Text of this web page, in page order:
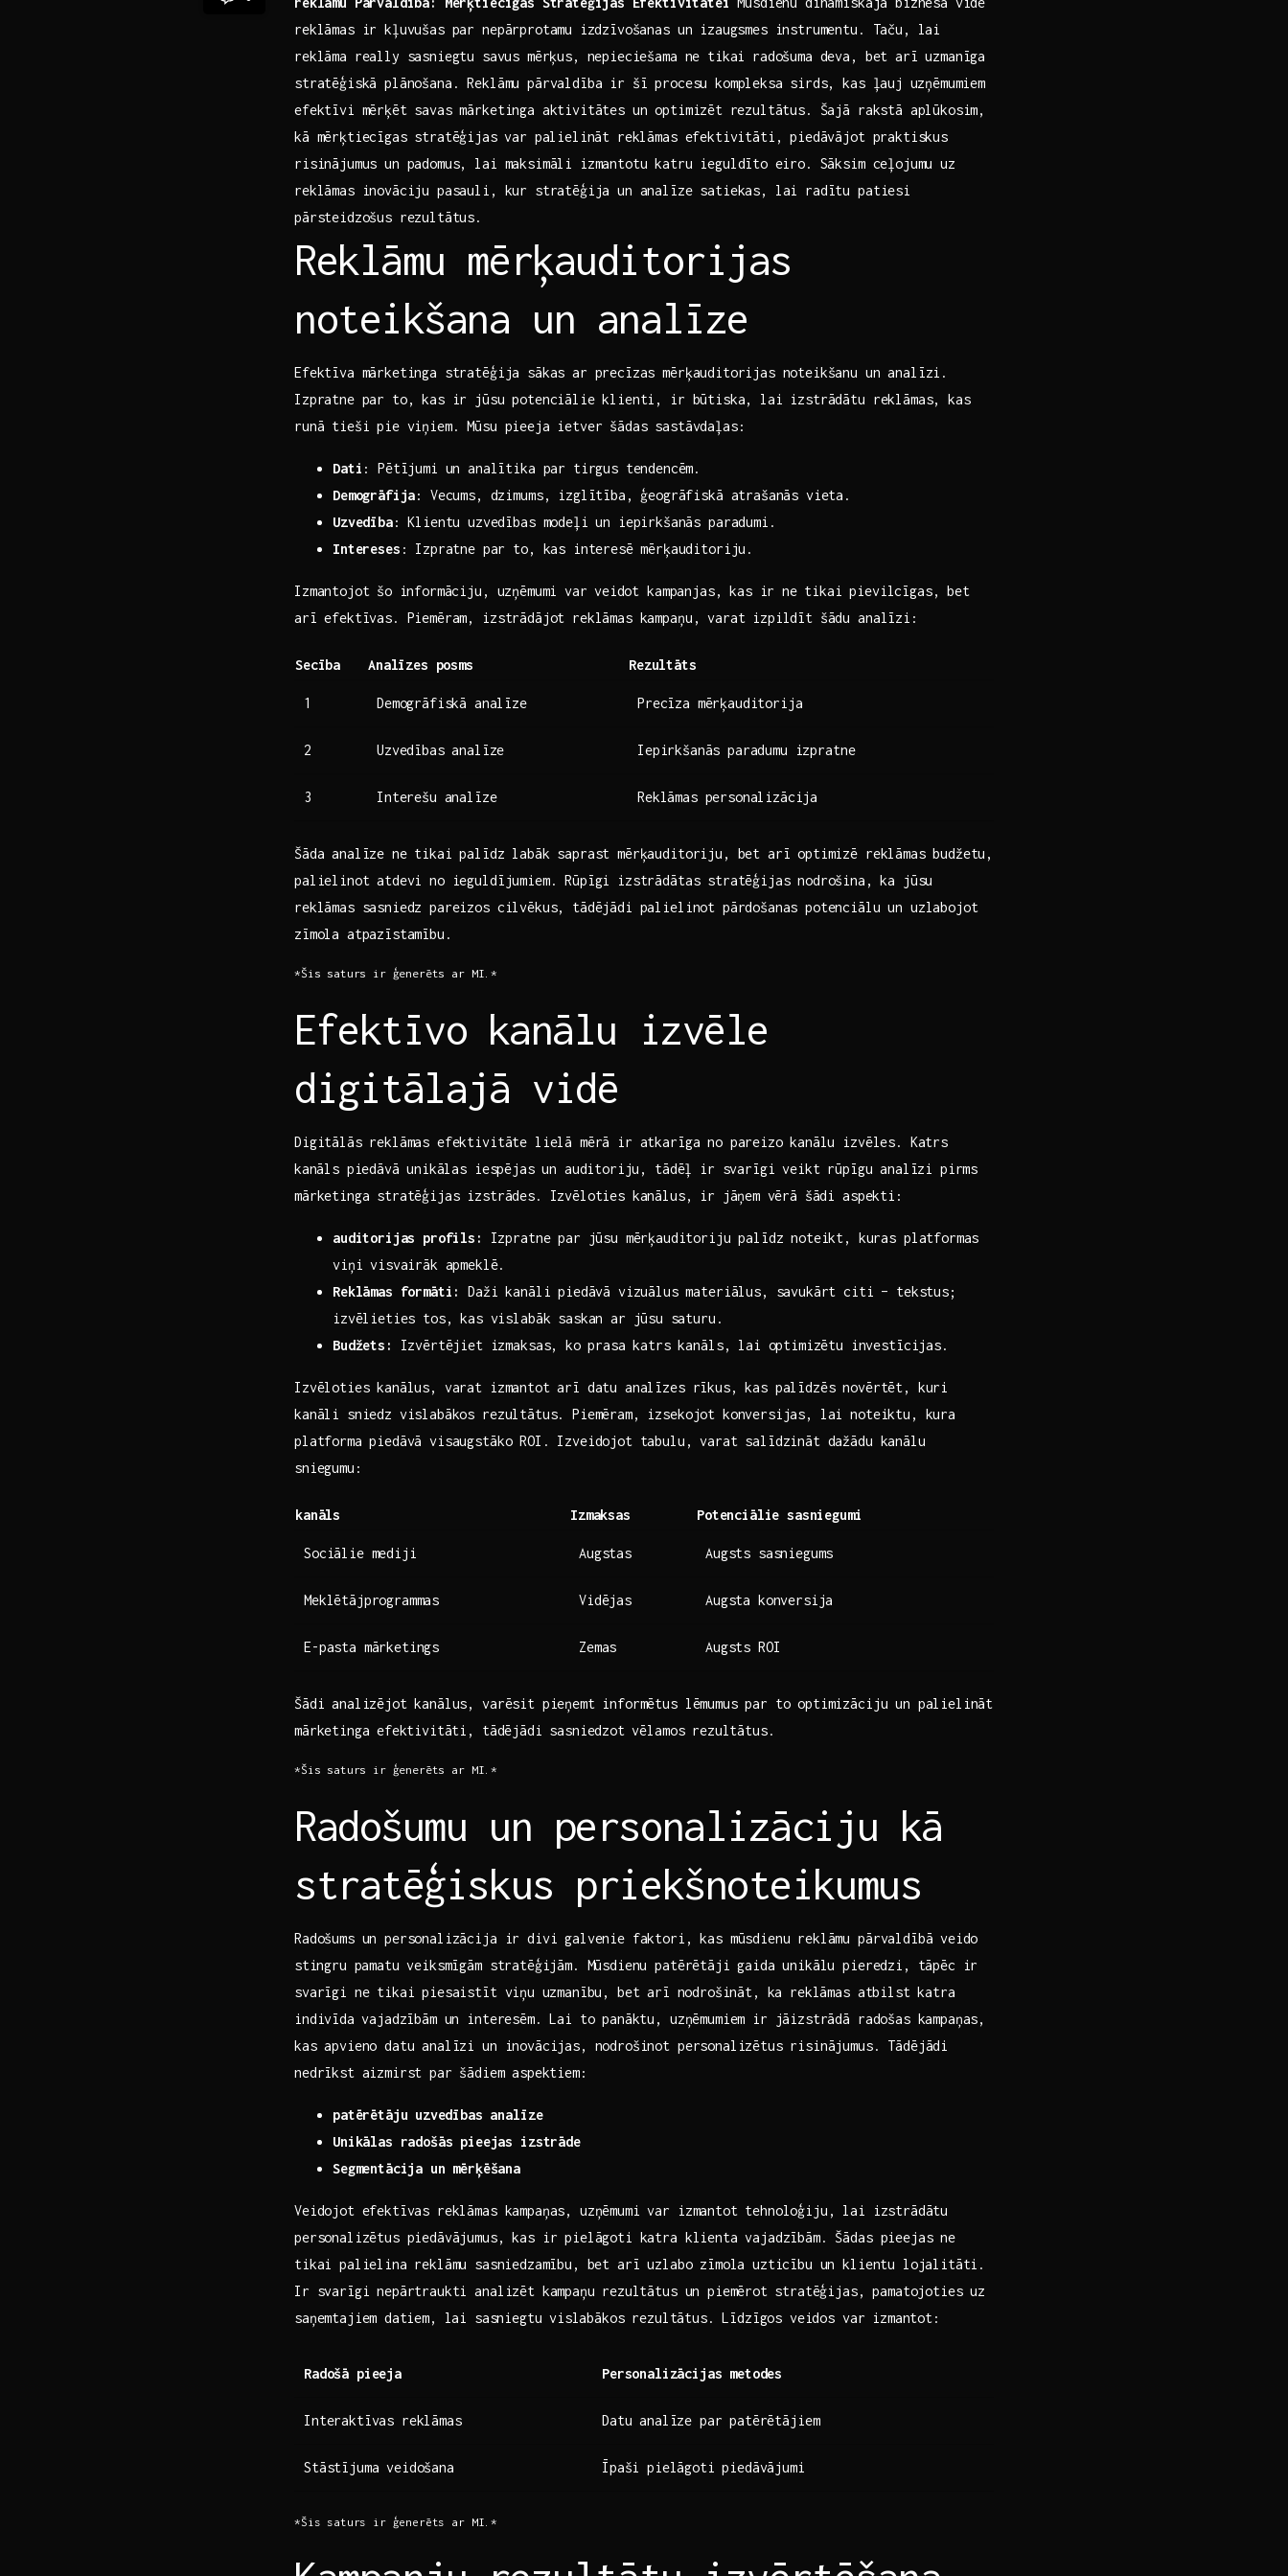
reklāmas ir kļuvušas par nepārprotamu⁣ izdzīvošanas un izaugsmes instrumentu. Taču, lai
reklāma really sasniegtu⁤ savus mērķus, nepieciešama ne tikai radošuma deva, bet arī uzmanīga
stratēģiskā plānošana. Reklāmu‌ pārvaldība ir šī procesu kompleksa ⁢sirds, kas‍ ļauj⁤ uzņēmumiem
efektīvi mērķēt savas mārketinga aktivitātes un optimizēt⁣ rezultātus. Šajā rakstā aplūkosim,⁢
kā mērķtiecīgas stratēģijas ⁢var palielināt reklāmas‍ efektivitāti, piedāvājot praktiskus
risinājumus un padomus, lai maksimāli izmantotu‌ katru ieguldīto⁢ eiro. Sāksim ceļojumu uz
reklāmas inovāciju pasauli, kur stratēģija un analīze satiekas, lai radītu patiesi
pārsteidzošus rezultātus.
Reklāmu mērķauditorijas
noteikšana​ un ‌analīze
Efektīva mārketinga stratēģija sākas ar precīzas mērķauditorijas noteikšanu​ un analīzi.
Izpratne par to, kas ‌ir ‌jūsu potenciālie klienti, ir būtiska, lai izstrādātu reklāmas, kas
runā tieši pie viņiem. Mūsu pieeja‌ ietver šādas sastāvdaļas:
Dati : Pētījumi un analītika par tirgus tendencēm.
Demogrāfija: Vecums, dzimums, izglītība, ‍ģeogrāfiskā atrašanās vieta.
Uzvedība: Klientu uzvedības ‍modeļi un iepirkšanās paradumi.
Intereses : Izpratne par to, kas interesē mērķauditoriju.
Izmantojot⁢ šo informāciju, uzņēmumi ⁢var⁢ veidot kampanjas, kas ir ne⁢ tikai ⁢pievilcīgas,‍ bet
arī efektīvas. Piemēram, izstrādājot reklāmas ‍kampaņu, varat izpildīt šādu analīzi:
Secība Analīzes posms Rezultāts
1 Demogrāfiskā analīze Precīza mērķauditorija
2 Uzvedības analīze Iepirkšanās paradumu izpratne
3 Interešu analīze Reklāmas personalizācija
Šāda ​analīze ne tikai palīdz labāk saprast mērķauditoriju, bet arī optimizē reklāmas budžetu,
palielinot​ atdevi no ieguldījumiem. Rūpīgi izstrādātas stratēģijas nodrošina,⁣ ka jūsu
reklāmas sasniedz pareizos cilvēkus, tādējādi palielinot pārdošanas potenciālu un uzlabojot
zīmola atpazīstamību.
*Šis saturs ir ģenerēts ar MI.*
Efektīvo⁢ kanālu izvēle
digitālajā vidē
Digitālās reklāmas efektivitāte lielā mērā ir atkarīga no pareizo ⁣kanālu izvēles. Katrs
⁤kanāls piedāvā⁢ unikālas iespējas un auditoriju, tādēļ ir svarīgi veikt rūpīgu analīzi pirms
mārketinga stratēģijas izstrādes. Izvēloties kanālus, ir⁢ jāņem⁢ vērā šādi aspekti:
auditorijas profils:
Izpratne par jūsu mērķauditoriju palīdz noteikt, kuras platformas
viņi visvairāk apmeklē.
Reklāmas formāti:
Daži kanāli piedāvā vizuālus materiālus, savukārt‍ citi – tekstus;
izvēlieties tos, kas vislabāk saskan ar jūsu⁤ saturu.
Budžets:
Izvērtējiet izmaksas, ko ⁤prasa katrs kanāls, lai optimizētu investīcijas.
Izvēloties kanālus, varat izmantot​ arī datu analīzes rīkus, kas palīdzēs​ novērtēt,‌ kuri
kanāli sniedz vislabākos ‍rezultātus. Piemēram,‍ izsekojot ‍konversijas, lai noteiktu, kura‍
platforma piedāvā visaugstāko ROI. ‍Izveidojot tabulu, varat salīdzināt dažādu kanālu
sniegumu:
kanāls Izmaksas Potenciālie sasniegumi
Sociālie mediji Augstas Augsts sasniegums
Meklētājprogrammas Vidējas Augsta konversija
E-pasta ​mārketings Zemas Augsts ROI
Šādi analizējot kanālus, varēsit pieņemt informētus lēmumus par to optimizāciju un palielināt
mārketinga ⁣efektivitāti, tādējādi sasniedzot⁣ vēlamos ‍rezultātus.
*Šis saturs ir ģenerēts​ ar MI.*
Radošumu un personalizāciju kā
stratēģiskus priekšnoteikumus
Radošums un personalizācija ir divi galvenie faktori, kas mūsdienu reklāmu ‍pārvaldībā⁢ veido
⁤stingru pamatu veiksmīgām stratēģijām. Mūsdienu patērētāji gaida unikālu pieredzi, tāpēc‍ ir
svarīgi ne tikai piesaistīt viņu⁤ uzmanību, bet ⁤arī nodrošināt, ka reklāmas atbilst⁤ katra
indivīda⁤ vajadzībām un interesēm. Lai to panāktu, uzņēmumiem ir jāizstrādā radošas kampaņas,
kas apvieno datu analīzi un inovācijas, nodrošinot personalizētus risinājumus. Tādējādi
nedrīkst aizmirst par ⁤šādiem aspektiem:⁣
patērētāju ⁢uzvedības analīze
Unikālas radošās pieejas izstrāde
Segmentācija un mērķēšana
Veidojot efektīvas reklāmas ‌kampaņas, uzņēmumi var izmantot tehnoloģiju, lai izstrādātu
personalizētus piedāvājumus, kas ir pielāgoti katra klienta vajadzībām. ​Šādas‍ pieejas ne​
tikai palielina reklāmu⁢ sasniedzamību, bet arī uzlabo zīmola uzticību un klientu lojalitāti.​
Ir svarīgi nepārtraukti analizēt kampaņu⁣ rezultātus un piemērot ⁢stratēģijas,‌ pamatojoties uz
saņemtajiem⁢ datiem, lai⁢ sasniegtu ⁤vislabākos rezultātus. Līdzīgos veidos var izmantot: ​
Radošā pieeja Personalizācijas metodes
Interaktīvas reklāmas Datu analīze ‌par patērētājiem
Stāstījuma​ veidošana Īpaši pielāgoti piedāvājumi
*Šis saturs ir ģenerēts ar‍ MI.*